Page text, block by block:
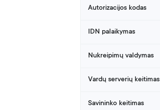
Autorizacijos kodas
IDN palaikymas
Nukreipimų valdymas
Vardų serverių keitimas
Savininko keitimas